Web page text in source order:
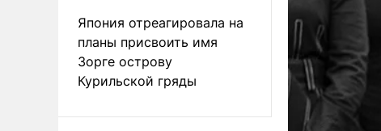
Япония отреагировала на
планы присвоить имя
Зорге острову
Курильской гряды